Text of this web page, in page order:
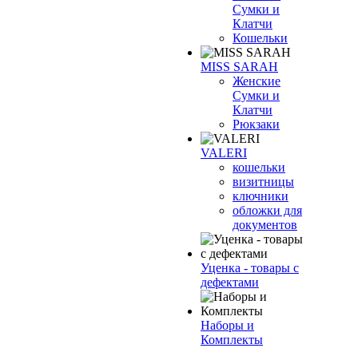
Сумки и
Клатчи
Кошельки
MISS SARAH
Женские
Сумки и
Клатчи
Рюкзаки
VALERI
кошельки
визитницы
ключники
обложки для
документов
Уценка - товары с
дефектами
Наборы и
Комплекты